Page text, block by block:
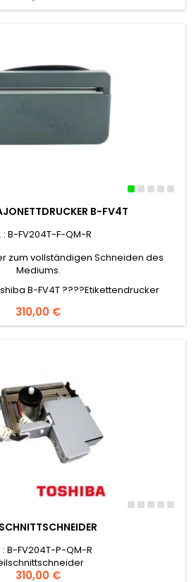
B-FV4T
: B-FV204T-F-QM-R
zum vollständigen Schneiden des
Mediums.
B-FV4T ????Etikettendrucker
Preis
310,00 €
: B-FV204T-P-QM-R
Preis
310,00 €